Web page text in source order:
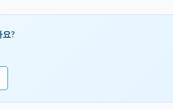
요?